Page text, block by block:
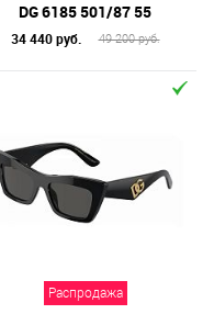
DG 6185 501/87 55
34 440 руб. 49 200 руб.
Распродажа